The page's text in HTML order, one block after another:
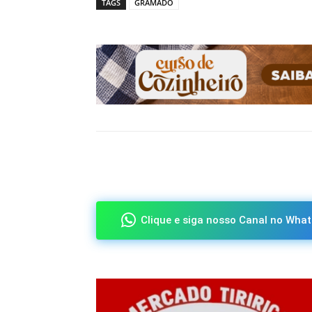
TAGS GRAMADO
Clique e siga nosso Canal no